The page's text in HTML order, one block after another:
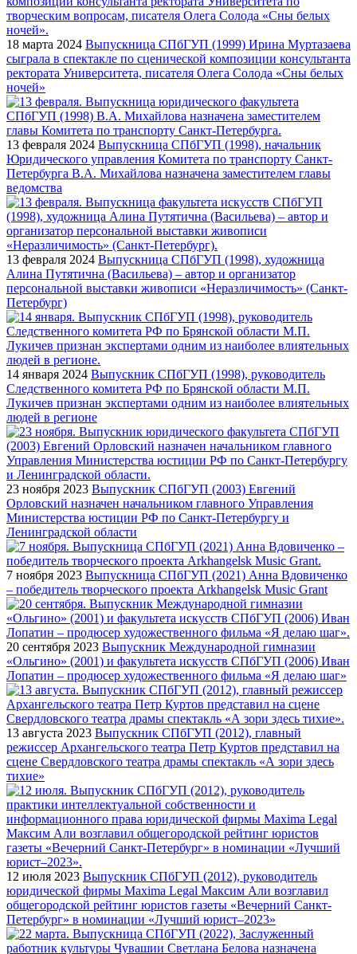
18 марта 2024 Выпускница СПбГУП (1999) Ирина Муртазаева
сыграла в спектакле по сценической композиции консультанта
ректората Университета, писателя Олега Солода «Сны белых
ночей»
13 февраля 2024 Выпускница СПбГУП (1998), начальник
Юридического управления Комитета по транспорту Санкт-
Петербурга В.А. Михайлова назначена заместителем главы
ведомства
13 февраля 2024 Выпускница СПбГУП (1998), художница
Алина Путятична (Васильева) – автор и организатор
персональной выставки живописи «Неразличимость» (Санкт-
Петербург)
14 января 2024 Выпускник СПбГУП (1998), руководитель
Следственного комитета РФ по Брянской области М.П.
Лукичев признан экспертами одним из наиболее влиятельных
людей в регионе
23 ноября 2023 Выпускник СПбГУП (2003) Евгений
Орловский назначен начальником главного Управления
Министерства юстиции РФ по Санкт-Петербургу и
Ленинградской области
7 ноября 2023 Выпускница СПбГУП (2021) Анна Вдовиченко
– победитель творческого проекта Arkhangelsk Music Grant
20 сентября 2023 Выпускник Международной гимназии
«Ольгино» (2001) и факультета искусств СПбГУП (2006) Иван
Лопатин – продюсер художественного фильма «Я делаю шаг»
13 августа 2023 Выпускник СПбГУП (2012), главный
режиссер Архангельского театра Петр Куртов представил на
сцене Свердловского театра драмы спектакль «А зори здесь
тихие»
12 июля 2023 Выпускник СПбГУП (2012), руководитель
юридической фирмы Maxima Legal Максим Али возглавил
общегородской рейтинг юристов газеты «Вечерний Санкт-
Петербург» в номинации «Лучший юрист–2023»